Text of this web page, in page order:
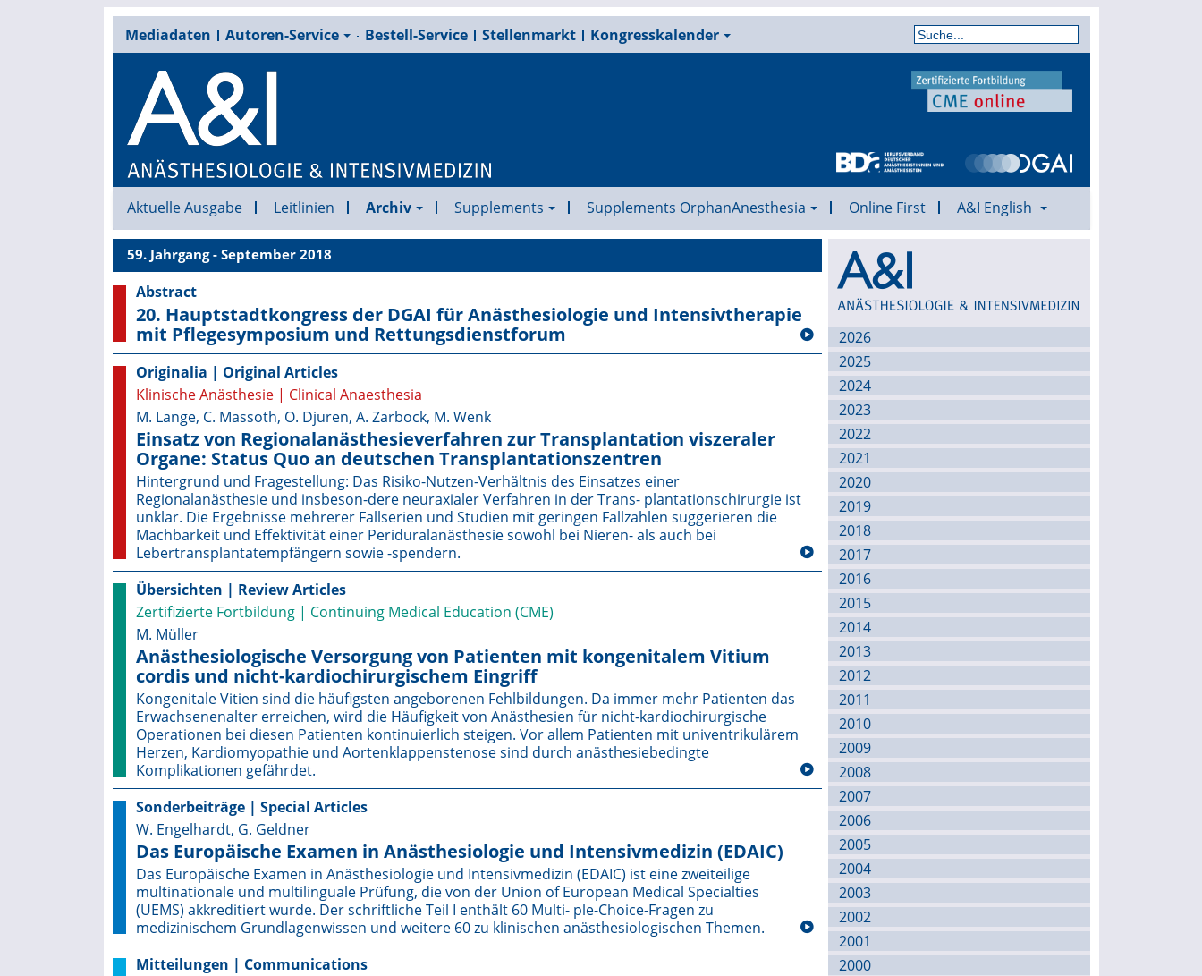
Mediadaten Autoren-Service Bestell-Service Stellenmarkt Kongresskalender
Aktuelle Ausgabe Leitlinien Archiv Supplements Supplements OrphanAnesthesia Online First A&I English
59. Jahrgang - September 2018
Abstract
20. Hauptstadtkongress der DGAI für Anästhesiologie und Intensivtherapie
mit Pflegesymposium und Rettungsdienstforum
Originalia | Original Articles
Klinische Anästhesie | Clinical Anaesthesia
M. Lange, C. Massoth, O. Djuren, A. Zarbock, M. Wenk
Einsatz von Regionalanästhesieverfahren zur Transplantation viszeraler
Organe: Status Quo an deutschen Transplantationszentren
Hintergrund und Fragestellung: Das Risiko-Nutzen-Verhältnis des Einsatzes einer
Regionalanästhesie und insbeson-dere neuraxialer Verfahren in der Trans- plantationschirurgie ist
unklar. Die Ergebnisse mehrerer Fallserien und Studien mit geringen Fallzahlen suggerieren die
Machbarkeit und Effektivität einer Periduralanästhesie sowohl bei Nieren- als auch bei
Lebertransplantatempfängern sowie -spendern.
Übersichten | Review Articles
Zertifizierte Fortbildung | Continuing Medical Education (CME)
M. Müller
Anästhesiologische Versorgung von Patienten mit kongenitalem Vitium
cordis und nicht-kardiochirurgischem Eingriff
Kongenitale Vitien sind die häufigsten angeborenen Fehlbildungen. Da immer mehr Patienten das
Erwachsenenalter erreichen, wird die Häufigkeit von Anästhesien für nicht-kardiochirurgische
Operationen bei diesen Patienten kontinuierlich steigen. Vor allem Patienten mit univentrikulärem
Herzen, Kardiomyopathie und Aortenklappenstenose sind durch anästhesiebedingte
Komplikationen gefährdet.
Sonderbeiträge | Special Articles
W. Engelhardt, G. Geldner
Das Europäische Examen in Anästhesiologie und Intensivmedizin (EDAIC)
Das Europäische Examen in Anästhesio­logie und Intensivmedizin (EDAIC) ist eine zweiteilige
multinationale und multilinguale Prüfung, die von der Union of European Medical Specialties
(UEMS) akkreditiert wurde. Der schriftliche Teil I enthält 60 Multi- ple-Choice-Fragen zu
medizinischem Grundlagenwissen und weitere 60 zu klinischen anästhesiologischen Themen.
Mitteilungen | Communications
Archiv
2026
2025
2024
2023
2022
2021
2020
2019
2018
2017
2016
2015
2014
2013
2012
2011
2010
2009
2008
2007
2006
2005
2004
2003
2002
2001
2000